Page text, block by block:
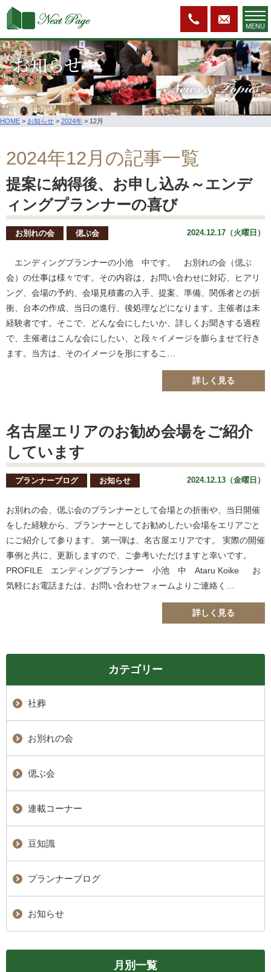
MENU
お知らせ News & Topics
HOME > お知らせ > 2024年 > 12月
2024年12月の記事一覧
提案に納得後、お申し込み～エンデ
ィングプランナーの喜び
お別れの会 偲ぶ会 2024.12.17（火曜日）
エンディングプランナーの小池 中です。 お別れの会（偲ぶ
会）の仕事は様々です。その内容は、お問い合わせに対応、ヒアリ
ング、会場の予約、会場見積書の入手、提案、準備、関係者との折
衝、台本の作成、当日の進行、後処理などになります。主催者は未
経験者です。そこで、どんな会にしたいか、詳しくお聞きする過程
で、主催者はこんな会にしたい、と段々イメージを膨らませて行き
ます。当方は、そのイメージを形にするこ…
詳しく見る
名古屋エリアのお勧め会場をご紹介
しています
プランナーブログ お知らせ 2024.12.13（金曜日）
お別れの会、偲ぶ会のプランナーとして会場との折衝や、当日開催
をした経験から、プランナーとしてお勧めしたい会場をエリアごと
にご紹介して参ります。 第一弾は、名古屋エリアです。 実際の開催
事例と共に、更新しますので、ご参考いただけますと幸いです。
PROFILE エンディングプランナー 小池 中 Ataru Koike お
気軽にお電話または、お問い合わせフォームよりご連絡く…
詳しく見る
カテゴリー
社葬
お別れの会
偲ぶ会
連載コーナー
豆知識
プランナーブログ
お知らせ
月別一覧